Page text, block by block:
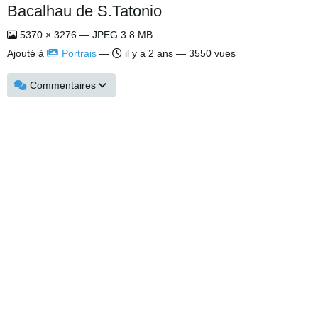
Bacalhau de S.Tatonio
5370 × 3276 — JPEG 3.8 MB
Ajouté à
Portrais — il y a 2 ans — 3550 vues
Commentaires